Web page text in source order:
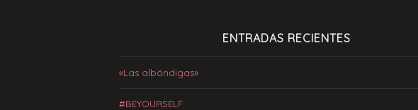
ENTRADAS RECIENTES
«Las albóndigas»
#BEYOURSELF